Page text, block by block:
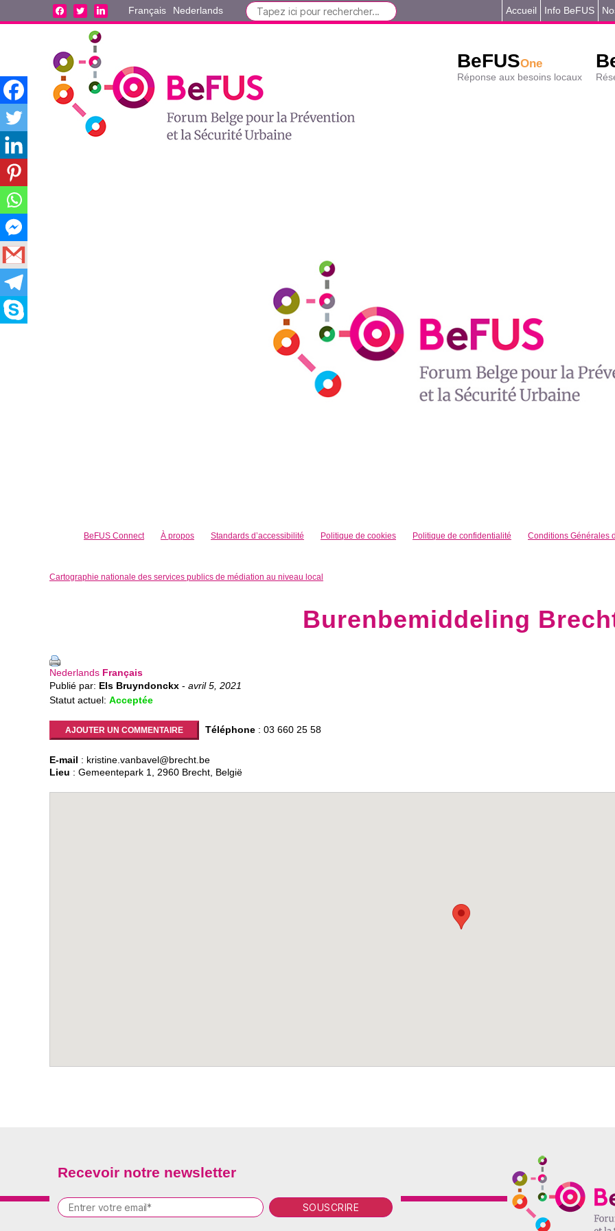
Accueil Info BeFUS
facebooktwitterlinkedin Français Nederlands
Search
for:
BeFUSOne
Réponse aux besoins locaux
BeFUS Connect À propos Standards d’accessibilité Politique de cookies Politique de confidentialité Conditions Générales
Cartographie nationale des services publics de médiation au niveau local
Burenbemiddeling
Nederlands Français
Publié par: Els Bruyndonckx - avril 5, 2021
Statut actuel: Acceptée
AJOUTER UN COMMENTAIRE Téléphone : 03 660 25 58
E-mail : kristine.vanbavel@brecht.be
Lieu : Gemeentepark 1, 2960 Brecht, België
Recevoir notre newsletter